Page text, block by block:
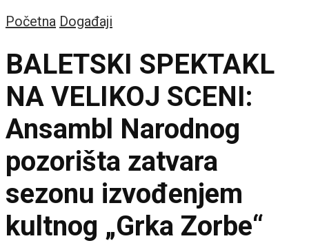
Početna Događaji
BALETSKI SPEKTAKL
NA VELIKOJ SCENI:
Ansambl Narodnog
pozorišta zatvara
sezonu izvođenjem
kultnog „Grka Zorbe“